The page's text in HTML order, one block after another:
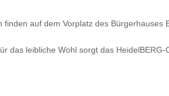
finden auf dem Vorplatz des Bürgerhauses
das leibliche Wohl sorgt das